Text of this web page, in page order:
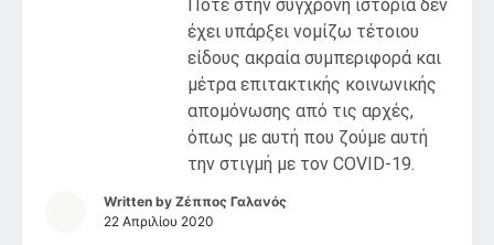
Ποτέ στην σύγχρονη ιστορία δεν
έχει υπάρξει νομίζω τέτοιου
είδους ακραία συμπεριφορά και
μέτρα επιτακτικής κοινωνικής
απομόνωσης από τις αρχές,
όπως με αυτή που ζούμε αυτή
την στιγμή με τον COVID-19.
Written by Ζέππος Γαλανός
22 Απριλίου 2020